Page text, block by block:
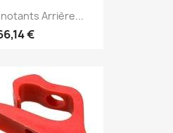
Arrière...
€